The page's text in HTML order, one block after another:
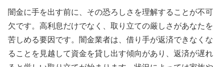
闇金に手を出す前に、その恐ろしさを理解することが不可
欠です。高利息だけでなく、取り立ての厳しさがあなたを
苦しめる要因です。闇金業者は、借り手が返済できなくな
ることを見越して資金を貸し出す傾向があり、返済が遅れ